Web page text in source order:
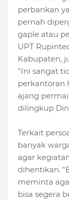
perbankan
pernah
gaple atau
UPT
Kabupaten,
"Ini sangat
perkantoran
ajang
dilingkup
Terkait
banyak
agar
dihentikan.
meminta
bisa segera